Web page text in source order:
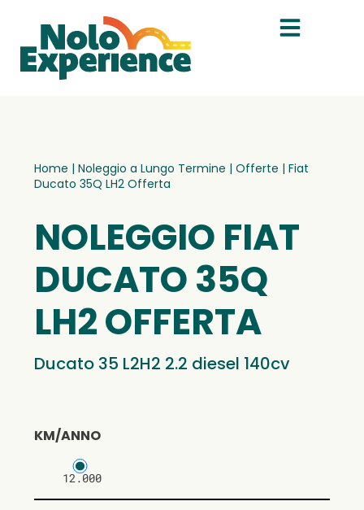
Home | Noleggio a Lungo Termine | Offerte | Fiat
Ducato 35Q LH2 Offerta
NOLEGGIO FIAT
DUCATO 35Q
LH2 OFFERTA
Ducato 35 L2H2 2.2 diesel 140cv
KM/ANNO
12.000